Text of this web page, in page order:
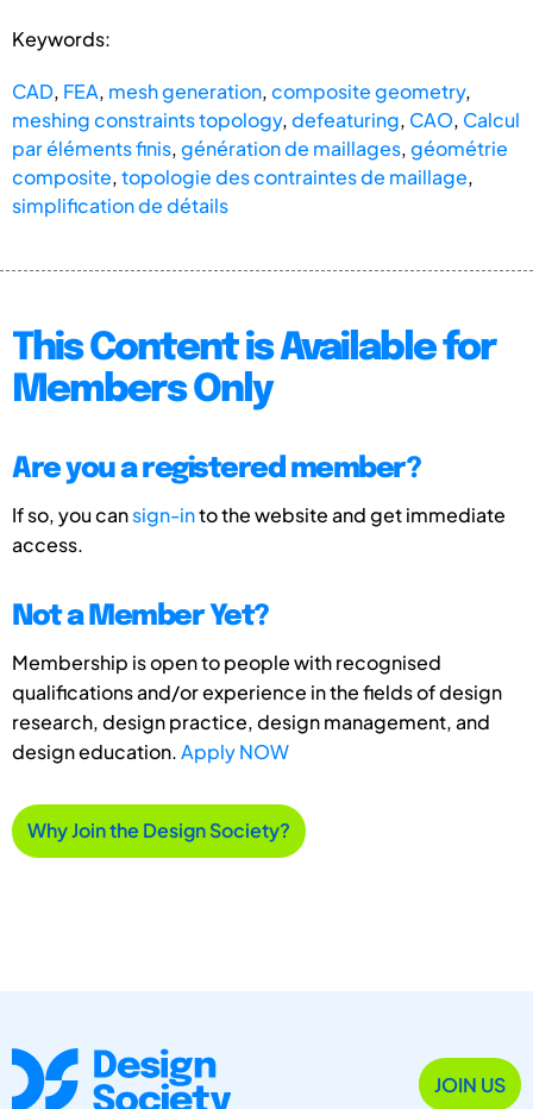
Keywords:
CAD, FEA, mesh generation,composite geometry,
meshing constraints topology,defeaturing, CAO, Calcul
par éléments finis,génération de maillages,géométrie
composite,topologie des contraintes de maillage,
simplification de détails
This Content is Available for
Members Only
Are you a registered member?
If so, you cansign-into the website and get immediate
access.
Not a Member Yet?
Membership is open to people with recognised
qualifications and/or experience in the fields of design
research, design practice, design management, and
design education.Apply NOW
Why Join the Design Society?
JOIN US